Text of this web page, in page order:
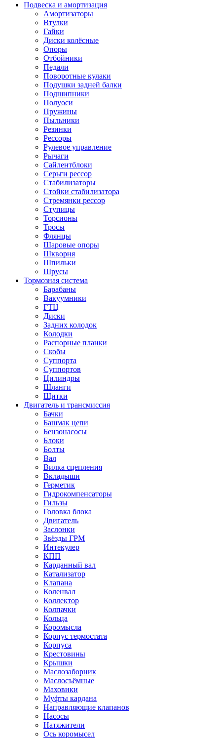
Подвеска и амортизация
Амортизаторы
Втулки
Гайки
Диски колёсные
Опоры
Отбойники
Педали
Поворотные кулаки
Подушки задней балки
Подшипники
Полуоси
Пружины
Пыльники
Резинки
Рессоры
Рулевое управление
Рычаги
Сайлентблоки
Серьги рессор
Стабилизаторы
Стойки стабилизатора
Стремянки рессор
Ступицы
Торсионы
Тросы
Флянцы
Шаровые опоры
Шкворня
Шпильки
Шрусы
Тормозная система
Барабаны
Вакуумники
ГТЦ
Диски
Задних колодок
Колодки
Распорные планки
Скобы
Суппорта
Суппортов
Цилиндры
Шланги
Щитки
Двигатель и трансмиссия
Бачки
Башмак цепи
Бензонасосы
Блоки
Болты
Вал
Вилка сцепления
Вкладыши
Герметик
Гидрокомпенсаторы
Гильзы
Головка блока
Двигатель
Заслонки
Звёзды ГРМ
Интекулер
КПП
Карданный вал
Катализатор
Клапана
Коленвал
Коллектор
Колпачки
Кольца
Коромысла
Корпус термостата
Корпуса
Крестовины
Крышки
Маслозаборник
Маслосъёмные
Маховики
Муфты кардана
Направляющие клапанов
Насосы
Натяжители
Ось коромысел